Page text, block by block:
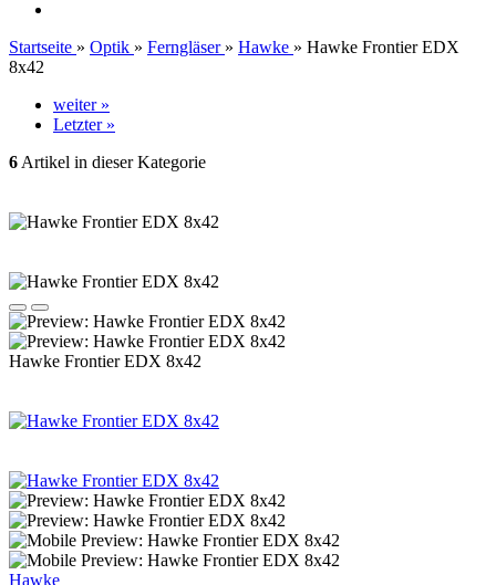
Startseite » Optik » Ferngläser » Hawke » Hawke Frontier EDX
8x42
weiter »
Letzter »
6 Artikel in dieser Kategorie
Hawke Frontier EDX 8x42
Hawke